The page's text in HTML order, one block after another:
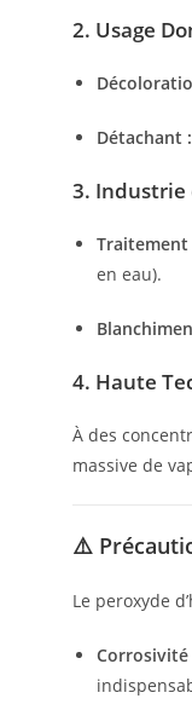
2. Usage
Détachant :
3. Industrie
Traitement
en eau).
4. Haute
À des
massive de
⚠️
Le peroxyde
Corrosivité